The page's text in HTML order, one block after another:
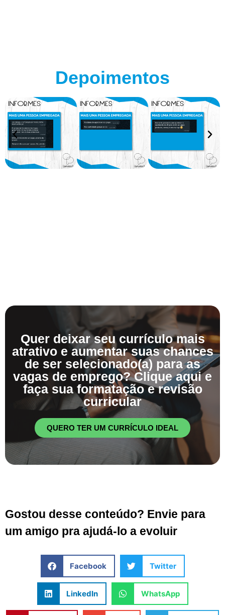
Depoimentos
Quer deixar seu currículo mais
atrativo e aumentar suas chances
de ser selecionado(a) para as
vagas de emprego? Clique aqui e
faça sua formatação e revisão
curricular
QUERO TER UM CURRÍCULO IDEAL
Gostou desse conteúdo? Envie para
um amigo pra ajudá-lo a evoluir
Facebook Twitter
LinkedIn WhatsApp